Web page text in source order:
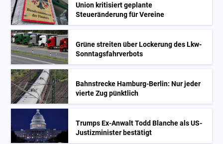
Union kritisiert geplante
Steueränderung für Vereine
Grüne streiten über Lockerung des Lkw-
Sonntagsfahrverbots
Bahnstrecke Hamburg-Berlin: Nur jeder
vierte Zug pünktlich
Trumps Ex-Anwalt Todd Blanche als US-
Justizminister bestätigt